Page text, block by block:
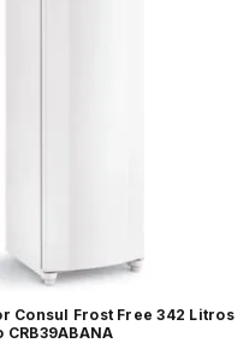
Consul Frost Free 342 Litros
CRB39ABANA